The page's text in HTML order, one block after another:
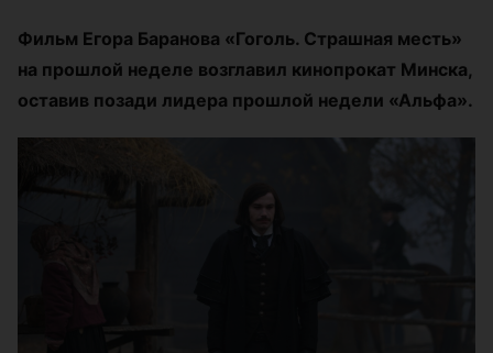
Фильм Егора Баранова «Гоголь. Страшная месть»
на прошлой неделе возглавил кинопрокат Минска,
оставив позади лидера прошлой недели «Альфа».